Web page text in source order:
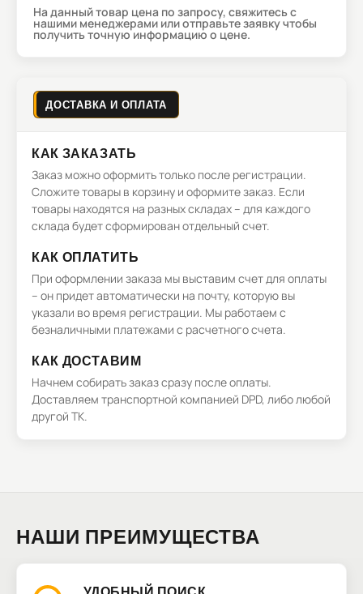
На данный товар цена по запросу, свяжитесь с
нашими менеджерами или отправьте заявку чтобы
получить точную информацию о цене.
ДОСТАВКА И ОПЛАТА
КАК ЗАКАЗАТЬ
Заказ можно оформить только после регистрации.
Сложите товары в корзину и оформите заказ. Если
товары находятся на разных складах – для каждого
склада будет сформирован отдельный счет.
КАК ОПЛАТИТЬ
При оформлении заказа мы выставим счет для оплаты
– он придет автоматически на почту, которую вы
указали во время регистрации. Мы работаем с
безналичными платежами с расчетного счета.
КАК ДОСТАВИМ
Начнем собирать заказ сразу после оплаты.
Доставляем транспортной компанией DPD, либо любой
другой ТК.
НАШИ ПРЕИМУЩЕСТВА